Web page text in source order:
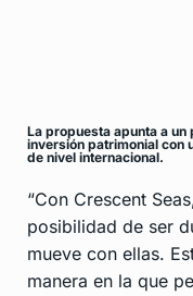
La propuesta apunta a
inversión patrimonial con
de nivel internacional.
“Con Crescent
posibilidad de ser
mueve con ellas.
manera en la que